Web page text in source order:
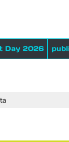
Day 2026